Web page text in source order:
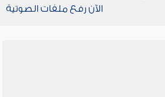
الآن رفع ملفات الصوتية